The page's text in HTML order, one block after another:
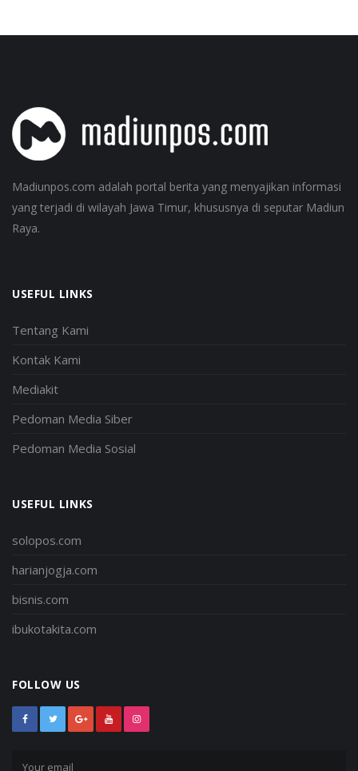
Madiunpos.com adalah portal berita yang menyajikan informasi
yang terjadi di wilayah Jawa Timur, khususnya di seputar Madiun
Raya.
USEFUL LINKS
Tentang Kami
Kontak Kami
Mediakit
Pedoman Media Siber
Pedoman Media Sosial
USEFUL LINKS
solopos.com
harianjogja.com
bisnis.com
ibukotakita.com
FOLLOW US